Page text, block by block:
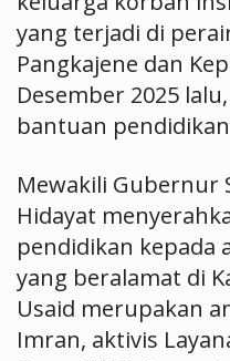
yang terjadi di
Pangkajene dan
Desember 2025
bantuan
Mewakili Gubernur
Hidayat
pendidikan kepada
yang beralamat di
Usaid merupakan
Imran, aktivis